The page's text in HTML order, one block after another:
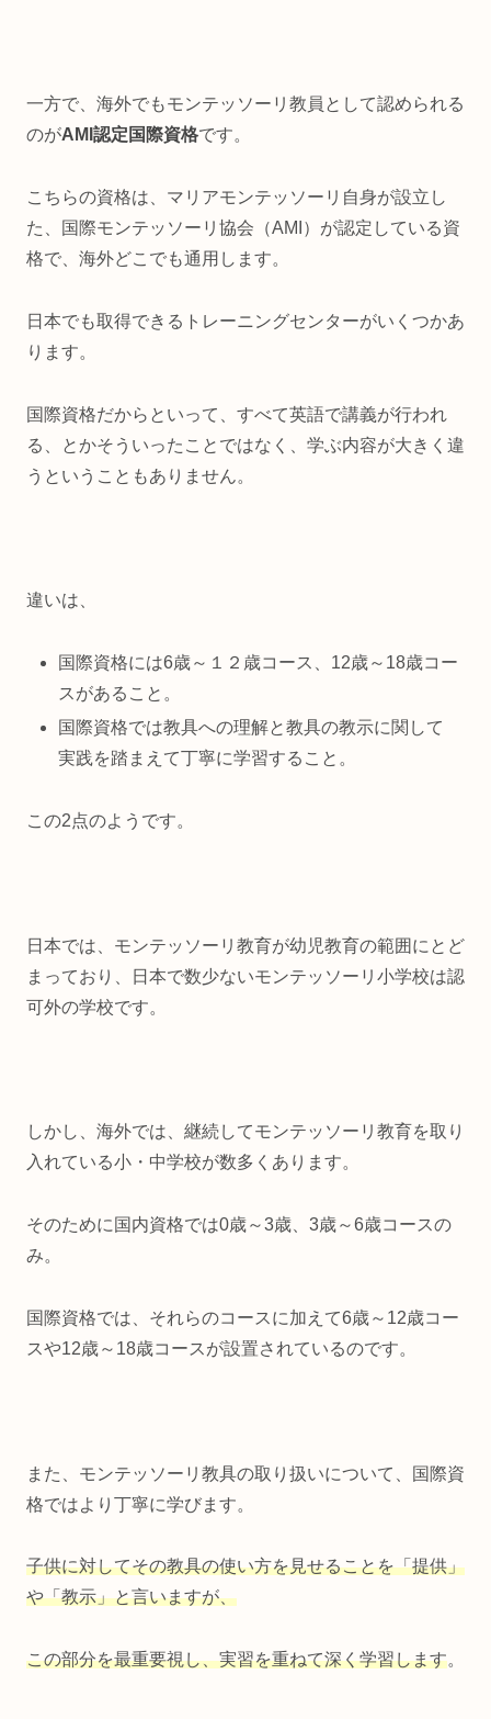
一方で、海外でもモンテッソーリ教員として認められる
のがAMI認定国際資格です。
こちらの資格は、マリアモンテッソーリ自身が設立し
た、国際モンテッソーリ協会（AMI）が認定している資
格で、海外どこでも通用します。
日本でも取得できるトレーニングセンターがいくつかあ
ります。
国際資格だからといって、すべて英語で講義が行われ
る、とかそういったことではなく、学ぶ内容が大きく違
うということもありません。
違いは、
国際資格には6歳～１２歳コース、12歳～18歳コー
スがあること。
国際資格では教具への理解と教具の教示に関して
実践を踏まえて丁寧に学習すること。
この2点のようです。
日本では、モンテッソーリ教育が幼児教育の範囲にとど
まっており、日本で数少ないモンテッソーリ小学校は認
可外の学校です。
しかし、海外では、継続してモンテッソーリ教育を取り
入れている小・中学校が数多くあります。
そのために国内資格では0歳～3歳、3歳～6歳コースの
み。
国際資格では、それらのコースに加えて6歳～12歳コー
スや12歳～18歳コースが設置されているのです。
また、モンテッソーリ教具の取り扱いについて、国際資
格ではより丁寧に学びます。
子供に対してその教具の使い方を見せることを「提供」
や「教示」と言いますが、
この部分を最重要視し、実習を重ねて深く学習します。